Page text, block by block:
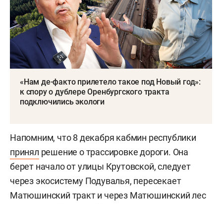
«Нам де-факто прилетело такое под Новый год»:
к спору о дублере Оренбургского тракта
подключились экологи
Напомним, что 8 декабря кабмин республики
принял решение о трассировке дороги. Она
берет начало от улицы Крутовской, следует
через экосистему Подувалья, пересекает
Матюшинский тракт и через Матюшинский лес